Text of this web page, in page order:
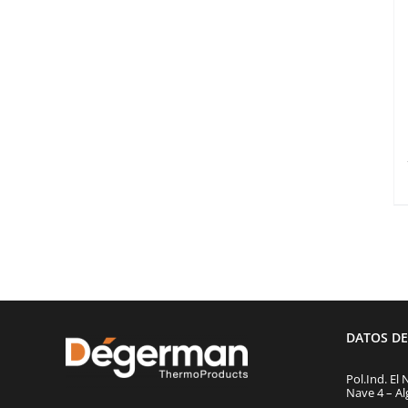
DATOS
Pol.Ind. El
Nave 4 –